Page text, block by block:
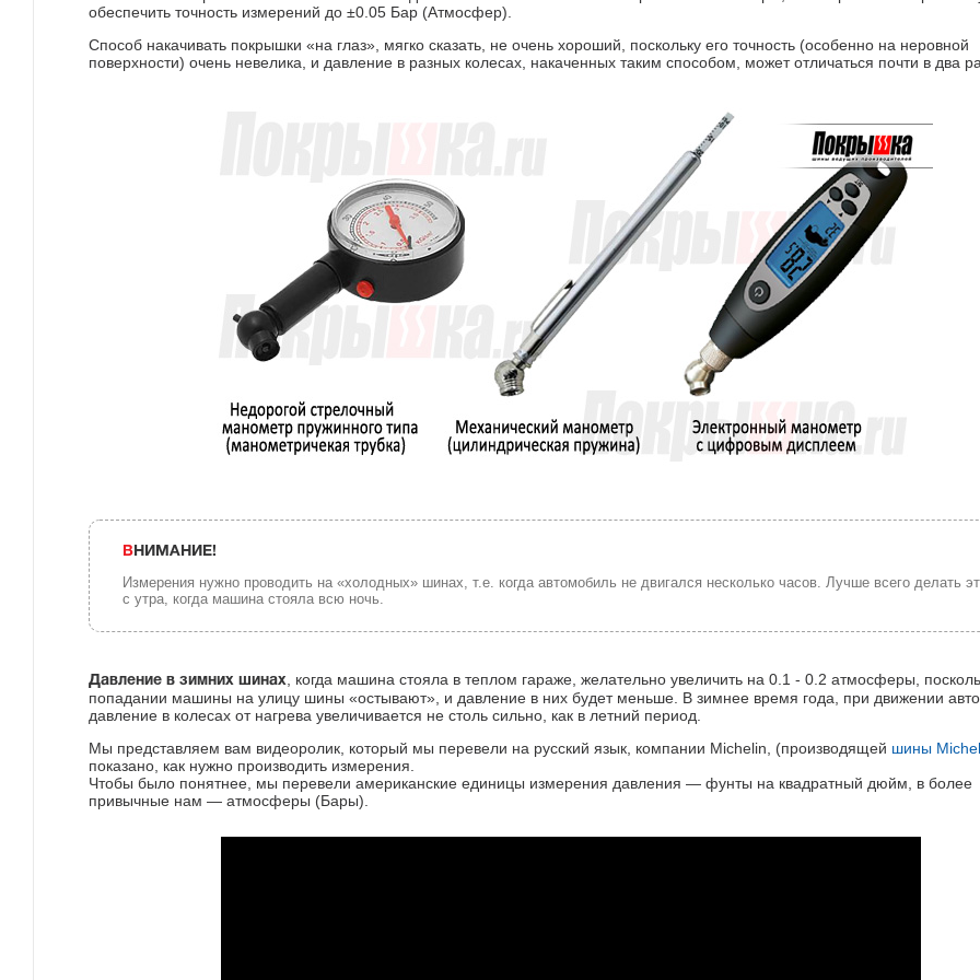
обеспечить точность измерений до ±0.05 Бар (Атмосфер).
Способ накачивать покрышки «на глаз», мягко сказать, не очень хороший, поскольку его точность (особенно на неровной
поверхности) очень невелика, и давление в разных колесах, накаченных таким способом, может отличаться почти в два
ВНИМАНИЕ!
Измерения нужно проводить на «холодных» шинах, т.е. когда автомобиль не двигался несколько часов. Лучше всего делать
с утра, когда машина стояла всю ночь.
Давление в зимних шинах
, когда машина стояла в теплом гараже, желательно увеличить на 0.1 - 0.2 атмосферы,
попадании машины на улицу шины «остывают», и давление в них будет меньше. В зимнее время года, при движении
давление в колесах от нагрева увеличивается не столь сильно, как в летний период.
Мы представляем вам видеоролик, который мы перевели на русский язык, компании Michelin, (производящей шины
показано, как нужно производить измерения.
Чтобы было понятнее, мы перевели американские единицы измерения давления — фунты на квадратный дюйм, в более
привычные нам — атмосферы (Бары).